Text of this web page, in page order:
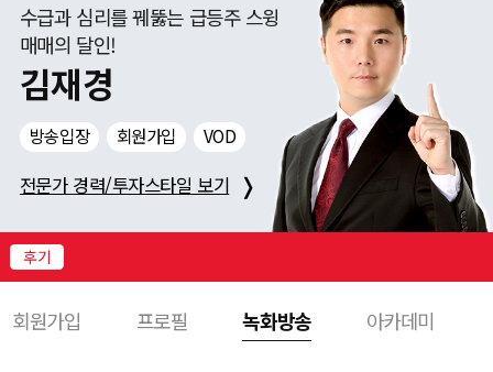
니
다!
로
그
인
하
시
고
다
양
서
수급과 심리를 꿰뚫는 급등주 스윙
매매의 달인!
김재경
방송입장 회원가입 VOD
전문가 경력/투자스타일 보기 ❭
후기
회원가입 프로필 녹화방송 아카데미